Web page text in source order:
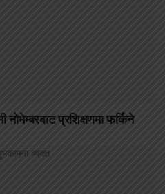
प्रशिक्षणमा फर्किने